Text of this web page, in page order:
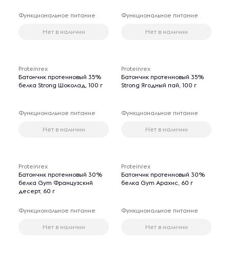
Функциональное питание
Нет в наличии
Функциональное питание
Нет в наличии
Proteinrex
Батончик протеиновый 35%
белка Strong Шоколад, 100 г
Функциональное питание
Нет в наличии
Proteinrex
Батончик протеиновый 35%
Strong Ягодный пай, 100 г
Функциональное питание
Нет в наличии
Proteinrex
Батончик протеиновый 30%
белка Gym Французский
десерт, 60 г
Функциональное питание
Нет в наличии
Proteinrex
Батончик протеиновый 30%
белка Gym Арахис, 60 г
Функциональное питание
Нет в наличии